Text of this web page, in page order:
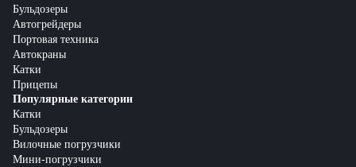
Бульдозеры
Автогрейдеры
Портовая техника
Автокраны
Катки
Прицепы
Популярные категории
Катки
Бульдозеры
Вилочные погрузчики
Мини-погрузчики